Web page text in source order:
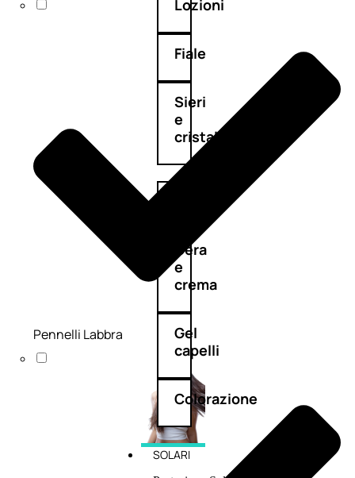
Lozioni
Fiale
Sieri
e
cristalli
Cera
e
crema
Gel
capelli
Colorazione
SOLARI
Pennelli Labbra